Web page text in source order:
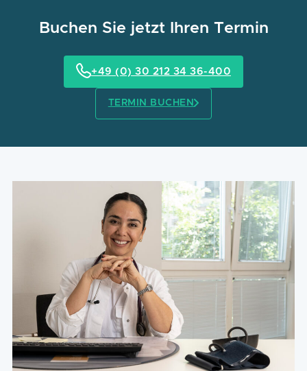
Buchen Sie jetzt Ihren Termin
+49 (0) 30 212 34 36-400
TERMIN BUCHEN